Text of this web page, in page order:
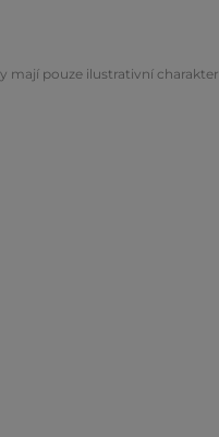
mají pouze ilustrativní charakter.